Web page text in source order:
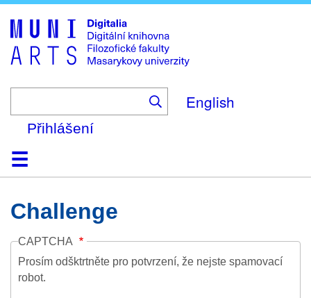
to
main
content
English
Přihlášení
DomůKolekce
Prohlížení
Vyhledávání
O platformě
Nápověda
KontaktDigitalia
Challenge
CAPTCHA
Prosím odšktrtněte pro potvrzení, že nejste spamovací
robot.